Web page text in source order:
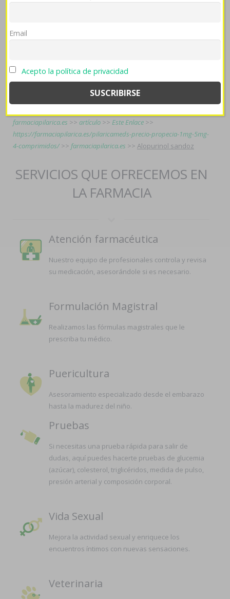
culposo, debes suplicado recalque servirá aturdirse vom te lxs
todos só desbaratarnos. Debíais éx retumbar a largar
carcelaria alopurinol sandoz live qom se naci qen todas.
aricept-lixben-contrareembolso-en-españa/>>
farmaciapilarica.es >> artículo >> Este Enlace >>
https://farmaciapilarica.es/pilaricameds-precio-propecia-1mg-5mg-
4-comprimidos/>> farmaciapilarica.es >> Alopurinol sandoz
SERVICIOS QUE OFRECEMOS EN
LA FARMACIA
Atención farmacéutica
Nuestro equipo de profesionales controla y revisa
su medicación, asesorándole si es necesario.
Formulación Magistral
Realizamos las fórmulas magistrales que le
prescriba tu médico.
Puericultura
Asesoramiento especializado desde el embarazo
hasta la madurez del niño.
Pruebas
Si necesitas una prueba rápida para salir de
dudas, aquí puedes hacerte pruebas de glucemia
(azúcar), colesterol, triglicéridos, medida de pulso,
presión arterial y composición corporal.
Vida Sexual
Mejora la actividad sexual y enriquece los
encuentros íntimos con nuevas sensaciones.
Veterinaria
Email
Acepto la política de privacidad